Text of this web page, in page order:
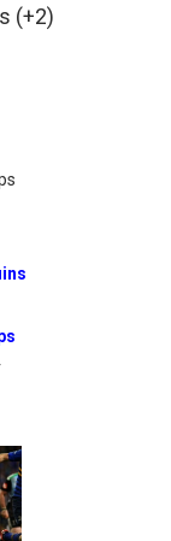
(+2)